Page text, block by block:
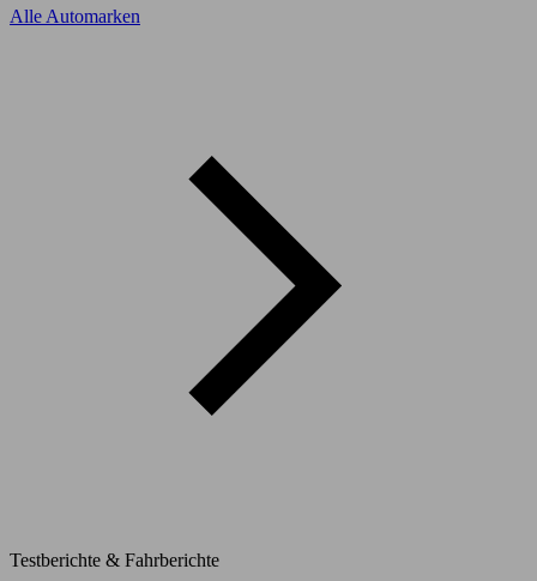
Alle Automarken
Testberichte & Fahrberichte